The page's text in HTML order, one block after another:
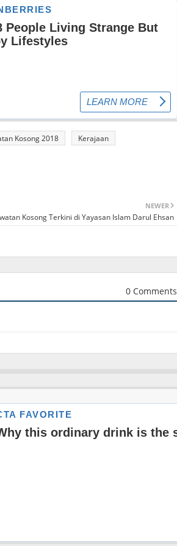
Kosong 2018
Kerajaan
NEWER
Kosong Terkini di Yayasan Islam Darul Ehsan
0 Comments